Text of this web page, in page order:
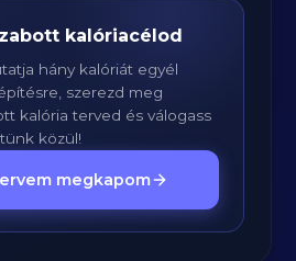
kalóriacélod
hány kalóriát egyél
szerezd meg
kalória terved és válogass
közül!
megkapom